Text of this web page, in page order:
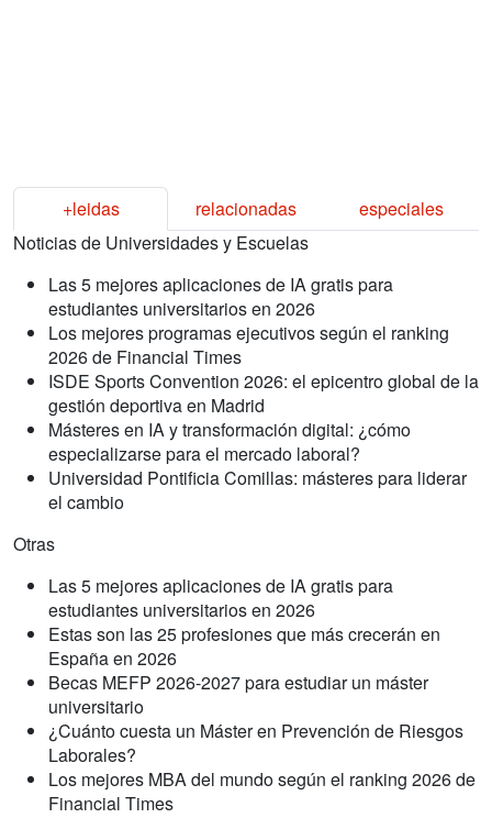
+leidas relacionadas
especiales
Noticias de Universidades y Escuelas
Las 5 mejores aplicaciones de IA gratis para
estudiantes universitarios en 2026
Los mejores programas ejecutivos según el ranking
2026 de Financial Times
ISDE Sports Convention 2026: el epicentro global de la
gestión deportiva en Madrid
Másteres en IA y transformación digital: ¿cómo
especializarse para el mercado laboral?
Universidad Pontificia Comillas: másteres para liderar
el cambio
Otras
Las 5 mejores aplicaciones de IA gratis para
estudiantes universitarios en 2026
Estas son las 25 profesiones que más crecerán en
España en 2026
Becas MEFP 2026-2027 para estudiar un máster
universitario
¿Cuánto cuesta un Máster en Prevención de Riesgos
Laborales?
Los mejores MBA del mundo según el ranking 2026 de
Financial Times